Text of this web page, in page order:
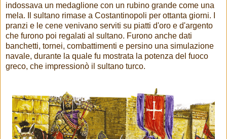
indossava un medaglione con un rubino grande come una
mela. Il sultano rimase a Costantinopoli per ottanta giorni. I
pranzi e le cene venivano serviti su piatti d'oro e d'argento
che furono poi regalati al sultano. Furono anche dati
banchetti, tornei, combattimenti e persino una simulazione
navale, durante la quale fu mostrata la potenza del fuoco
greco, che impressionò il sultano turco.